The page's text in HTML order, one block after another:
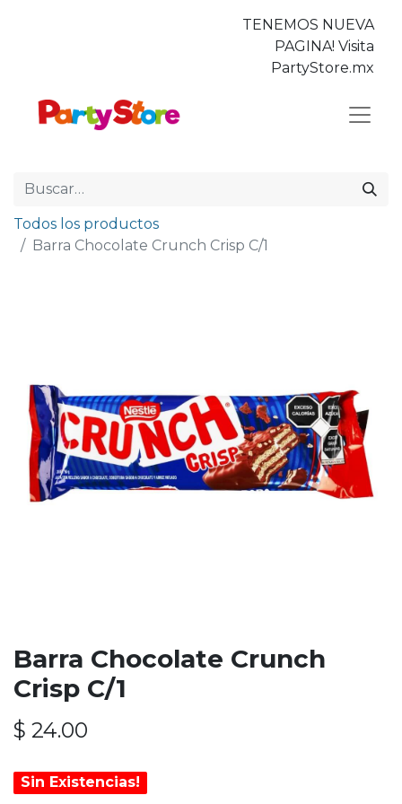
TENEMOS NUEVA
PAGINA! Visita
PartyStore.mx
Todos los productos
Barra Chocolate Crunch Crisp C/1
Barra Chocolate Crunch
Crisp C/1
$ 24.00
Sin Existencias!